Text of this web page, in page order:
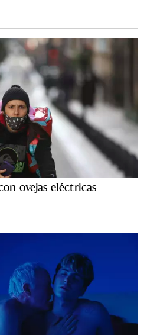
ovejas eléctricas